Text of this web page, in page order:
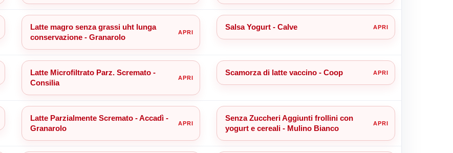
Latte magro senza grassi uht lunga
conservazione - Granarolo
Salsa Yogurt - Calve
Latte Microfiltrato Parz. Scremato -
Consilia
Scamorza di latte vaccino - Coop
Latte Parzialmente Scremato - Accadì -
Granarolo
Senza Zuccheri Aggiunti frollini con
yogurt e cereali - Mulino Bianco